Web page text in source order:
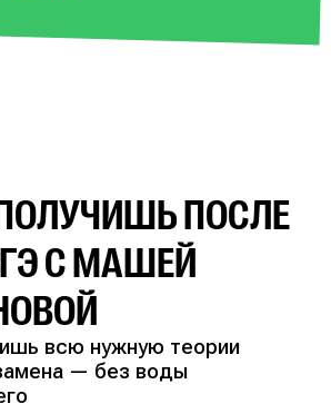
ПОСЛЕ
С МАШЕЙ
всю нужную теории
— без воды